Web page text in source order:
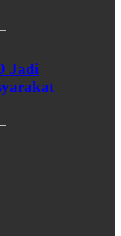
Jadi